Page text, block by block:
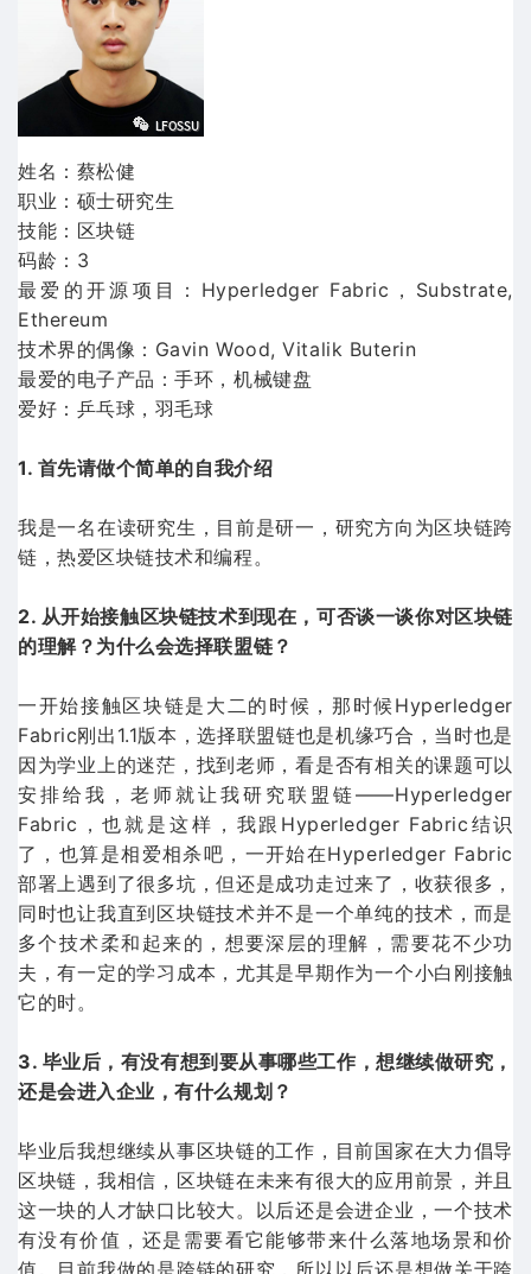
姓名：蔡松健
职业：硕士研究生
技能：区块链
码龄：3
最爱的开源项目：Hyperledger Fabric，Substrate,
Ethereum
技术界的偶像：Gavin Wood, Vitalik Buterin
最爱的电子产品：手环，机械键盘
爱好：乒乓球，羽毛球
1. 首先请做个简单的自我介绍
我是一名在读研究生，目前是研一，研究方向为区块链跨
链，热爱区块链技术和编程。
2. 从开始接触区块链技术到现在，可否谈一谈你对区块链
的理解？为什么会选择联盟链？
一开始接触区块链是大二的时候，那时候Hyperledger
Fabric刚出1.1版本，选择联盟链也是机缘巧合，当时也是
因为学业上的迷茫，找到老师，看是否有相关的课题可以
安排给我，老师就让我研究联盟链——Hyperledger
Fabric，也就是这样，我跟Hyperledger Fabric结识
了，也算是相爱相杀吧，一开始在Hyperledger Fabric
部署上遇到了很多坑，但还是成功走过来了，收获很多，
同时也让我直到区块链技术并不是一个单纯的技术，而是
多个技术柔和起来的，想要深层的理解，需要花不少功
夫，有一定的学习成本，尤其是早期作为一个小白刚接触
它的时。
3. 毕业后，有没有想到要从事哪些工作，想继续做研究，
还是会进入企业，有什么规划？
毕业后我想继续从事区块链的工作，目前国家在大力倡导
区块链，我相信，区块链在未来有很大的应用前景，并且
这一块的人才缺口比较大。以后还是会进企业，一个技术
有没有价值，还是需要看它能够带来什么落地场景和价
值。目前我做的是跨链的研究，所以以后还是想做关于跨